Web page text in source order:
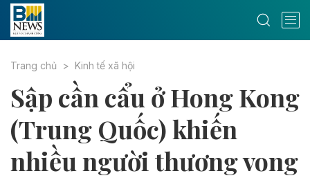
Trang chủ Kinh tế xã hội
Sập cần cẩu ở Hong Kong
(Trung Quốc) khiến
nhiều người thương vong